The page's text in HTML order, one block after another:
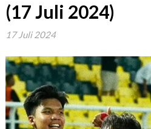
(17 Juli 2024)
17 Juli 2024